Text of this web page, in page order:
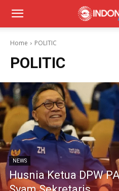
Home POLITIC
POLITIC
NEWS
Husnia Ketua DPW